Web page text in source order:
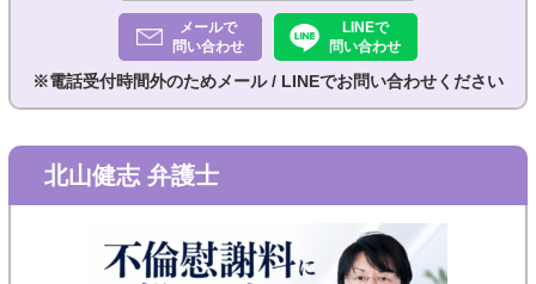
メールで
問い合わせ
LINEで
問い合わせ
※電話受付時間外のためメール / LINEでお問い合わせください
北山健志 弁護士